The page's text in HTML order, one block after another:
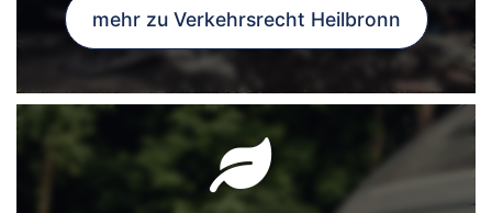
mehr zu Verkehrsrecht Heilbronn